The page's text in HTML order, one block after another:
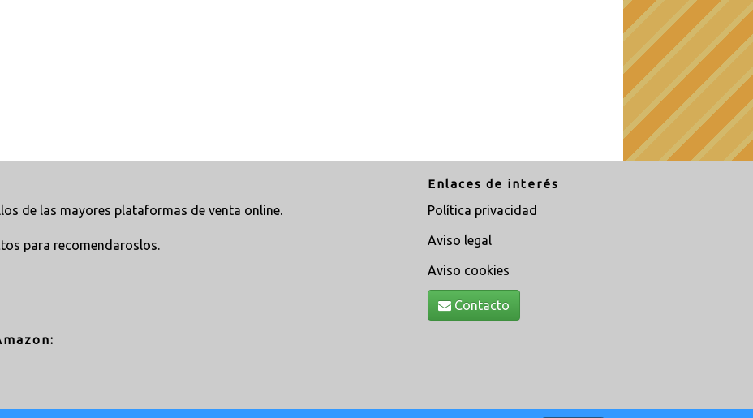
de las mayores plataformas de venta online.
para recomendaroslos.
Enlaces de interés
Política privacidad
Aviso legal
Aviso cookies
Contacto